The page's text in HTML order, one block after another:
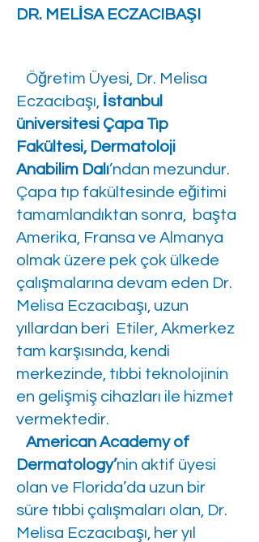
DR. MELİSA ECZACIBAŞI
Öğretim Üyesi, Dr. Melisa
Eczacıbaşı, İstanbul
üniversitesi Çapa Tıp
Fakültesi, Dermatoloji
Anabilim Dalı’ndan mezundur.
Çapa tıp fakültesinde eğitimi
tamamlandıktan sonra, başta
Amerika, Fransa ve Almanya
olmak üzere pek çok ülkede
çalışmalarına devam eden Dr.
Melisa Eczacıbaşı, uzun
yıllardan beri Etiler, Akmerkez
tam karşısında, kendi
merkezinde, tıbbi teknolojinin
en gelişmiş cihazları ile hizmet
vermektedir.
American Academy of
Dermatology’nin aktif üyesi
olan ve Florida’da uzun bir
süre tıbbi çalışmaları olan, Dr.
Melisa Eczacıbaşı, her yıl